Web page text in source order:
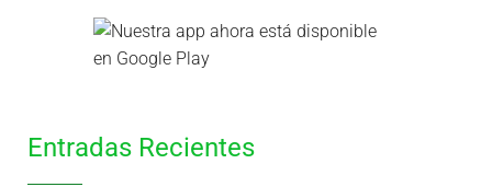
Entradas Recientes